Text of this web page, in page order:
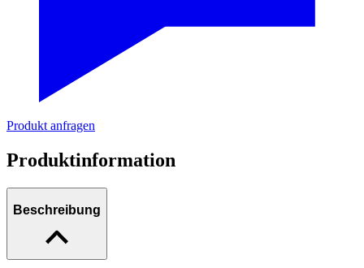
Produkt anfragen
Produktinformation
Beschreibung